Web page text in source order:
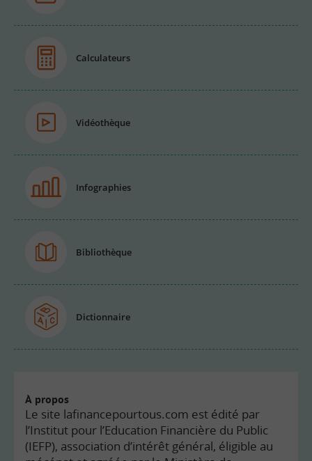
Calculateurs
Vidéothèque
Infographies
Bibliothèque
Dictionnaire
À propos
Le site lafinancepourtous.com est édité par
l’Institut pour l’Education Financière du Public
(IEFP), association d’intérêt général, éligible au